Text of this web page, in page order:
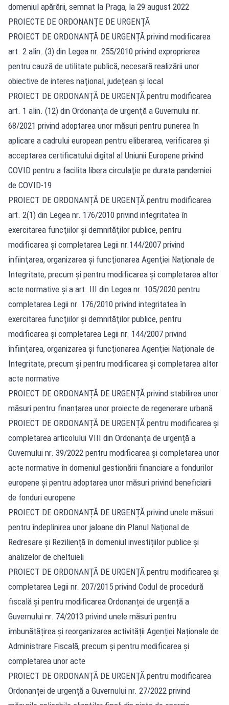
domeniul apărării, semnat la Praga, la 29 august 2022
PROIECTE DE ORDONANȚE DE URGENȚĂ
PROIECT DE ORDONANȚĂ DE URGENȚĂ privind modificarea
art. 2 alin. (3) din Legea nr. 255/2010 privind exproprierea
pentru cauză de utilitate publică, necesară realizării unor
obiective de interes naţional, judeţean şi local
PROIECT DE ORDONANȚĂ DE URGENȚĂ pentru modificarea
art. 1 alin. (12) din Ordonanţa de urgenţă a Guvernului nr.
68/2021 privind adoptarea unor măsuri pentru punerea în
aplicare a cadrului european pentru eliberarea, verificarea şi
acceptarea certificatului digital al Uniunii Europene privind
COVID pentru a facilita libera circulaţie pe durata pandemiei
de COVID-19
PROIECT DE ORDONANȚĂ DE URGENȚĂ pentru modificarea
art. 2(1) din Legea nr. 176/2010 privind integritatea în
exercitarea funcţiilor şi demnităţilor publice, pentru
modificarea şi completarea Legii nr.144/2007 privind
înfiinţarea, organizarea şi funcţionarea Agenţiei Naţionale de
Integritate, precum şi pentru modificarea şi completarea altor
acte normative și a art. III din Legea nr. 105/2020 pentru
completarea Legii nr. 176/2010 privind integritatea în
exercitarea funcţiilor şi demnităţilor publice, pentru
modificarea şi completarea Legii nr. 144/2007 privind
înfiinţarea, organizarea şi funcţionarea Agenţiei Naţionale de
Integritate, precum şi pentru modificarea şi completarea altor
acte normative
PROIECT DE ORDONANȚĂ DE URGENȚĂ privind stabilirea unor
măsuri pentru finanțarea unor proiecte de regenerare urbană
PROIECT DE ORDONANȚĂ DE URGENȚĂ pentru modificarea şi
completarea articolului VIII din Ordonanţa de urgență a
Guvernului nr. 39/2022 pentru modificarea şi completarea unor
acte normative în domeniul gestionării financiare a fondurilor
europene şi pentru adoptarea unor măsuri privind beneficiarii
de fonduri europene
PROIECT DE ORDONANȚĂ DE URGENȚĂ privind unele măsuri
pentru îndeplinirea unor jaloane din Planul Național de
Redresare și Reziliență în domeniul investițiilor publice și
analizelor de cheltuieli
PROIECT DE ORDONANȚĂ DE URGENȚĂ pentru modificarea și
completarea Legii nr. 207/2015 privind Codul de procedură
fiscală și pentru modificarea Ordonanței de urgență a
Guvernului nr. 74/2013 privind unele măsuri pentru
îmbunătățirea și reorganizarea activității Agenției Naționale de
Administrare Fiscală, precum și pentru modificarea și
completarea unor acte
PROIECT DE ORDONANȚĂ DE URGENȚĂ pentru modificarea
Ordonanței de urgență a Guvernului nr. 27/2022 privind